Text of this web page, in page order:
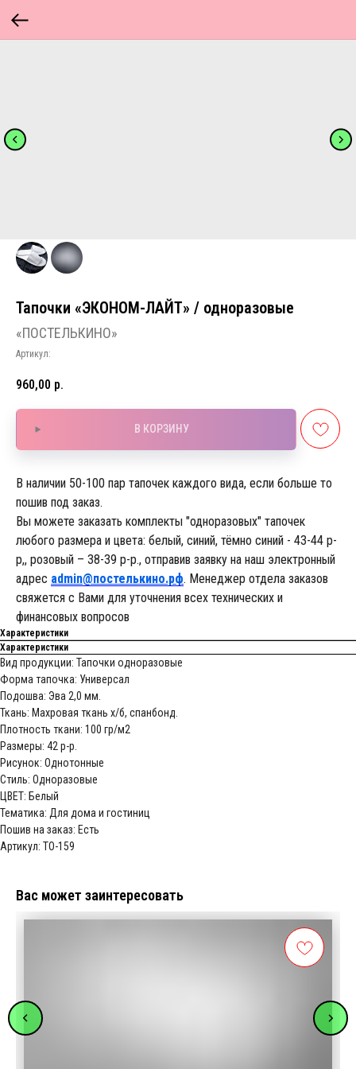
Тапочки «ЭКОНОМ-ЛАЙТ» / одноразовые
«ПОСТЕЛЬКИНО»
Артикул:
960,00 р.
В КОРЗИНУ
В наличии 50-100 пар тапочек каждого вида, если больше то
пошив под заказ.
Вы можете заказать комплекты "одноразовых" тапочек
любого размера и цвета: белый, синий, тёмно синий - 43-44 р-
р,, розовый – 38-39 р-р., отправив заявку на наш электронный
адрес admin@постелькино.рф. Менеджер отдела заказов
свяжется с Вами для уточнения всех технических и
финансовых вопросов
Характеристики
Характеристики
Вид продукции: Тапочки одноразовые
Форма тапочка: Универсал
Подошва: Эва 2,0 мм.
Ткань: Махровая ткань х/б, спанбонд.
Плотность ткани: 100 гр/м2
Размеры: 42 р-р.
Рисунок: Однотонные
Стиль: Одноразовые
ЦВЕТ: Белый
Тематика: Для дома и гостиниц
Пошив на заказ: Есть
Артикул: ТО-159
Вас может заинтересовать